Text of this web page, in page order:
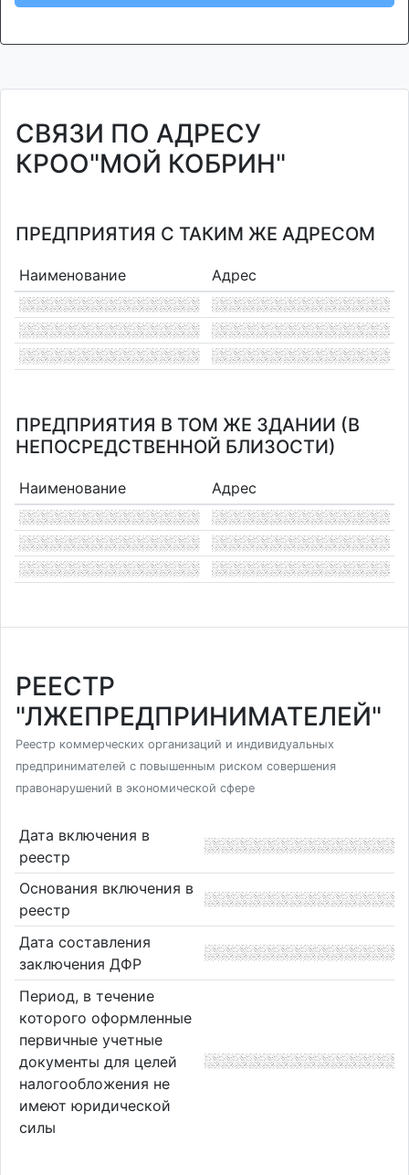
СВЯЗИ ПО АДРЕСУ
КРОО"МОЙ КОБРИН"
ПРЕДПРИЯТИЯ С ТАКИМ ЖЕ АДРЕСОМ
Наименование Адрес
ПРЕДПРИЯТИЯ В ТОМ ЖЕ ЗДАНИИ (В
НЕПОСРЕДСТВЕННОЙ БЛИЗОСТИ)
Наименование Адрес
РЕЕСТР
"ЛЖЕПРЕДПРИНИМАТЕЛЕЙ"
Реестр коммерческих организаций и индивидуальных
предпринимателей с повышенным риском совершения
правонарушений в экономической сфере
Дата включения в
реестр
Основания включения в
реестр
Дата составления
заключения ДФР
Период, в течение
которого оформленные
первичные учетные
документы для целей
налогообложения не
имеют юридической
силы